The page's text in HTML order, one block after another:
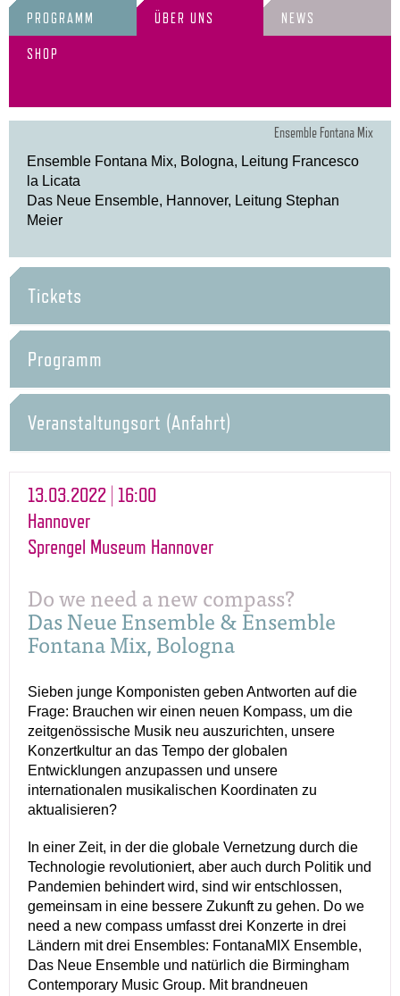
PROGRAMM ÜBER UNS NEWS
SHOP
Ensemble Fontana Mix
Ensemble Fontana Mix, Bologna, Leitung Francesco
la Licata
Das Neue Ensemble, Hannover, Leitung Stephan
Meier
Tickets
Programm
Veranstaltungsort (Anfahrt)
13.03.2022 | 16:00
Hannover
Sprengel Museum Hannover
Do we need a new compass?
Das Neue Ensemble & Ensemble
Fontana Mix, Bologna
Sieben junge Komponisten geben Antworten auf die
Frage: Brauchen wir einen neuen Kompass, um die
zeitgenössische Musik neu auszurichten, unsere
Konzertkultur an das Tempo der globalen
Entwicklungen anzupassen und unsere
internationalen musikalischen Koordinaten zu
aktualisieren?
In einer Zeit, in der die globale Vernetzung durch die
Technologie revolutioniert, aber auch durch Politik und
Pandemien behindert wird, sind wir entschlossen,
gemeinsam in eine bessere Zukunft zu gehen. Do we
need a new compass umfasst drei Konzerte in drei
Ländern mit drei Ensembles: FontanaMIX Ensemble,
Das Neue Ensemble und natürlich die Birmingham
Contemporary Music Group. Mit brandneuen